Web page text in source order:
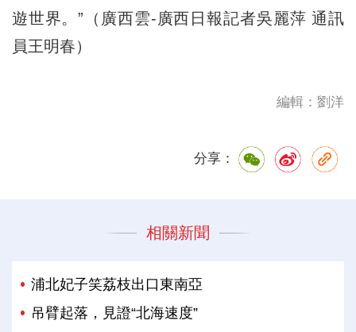
遊世界。”（廣西雲-廣西日報記者吳麗萍 通訊
員王明春）
編輯：劉洋
分享：
相關新聞
浦北妃子笑荔枝出口東南亞
吊臂起落，見證“北海速度”